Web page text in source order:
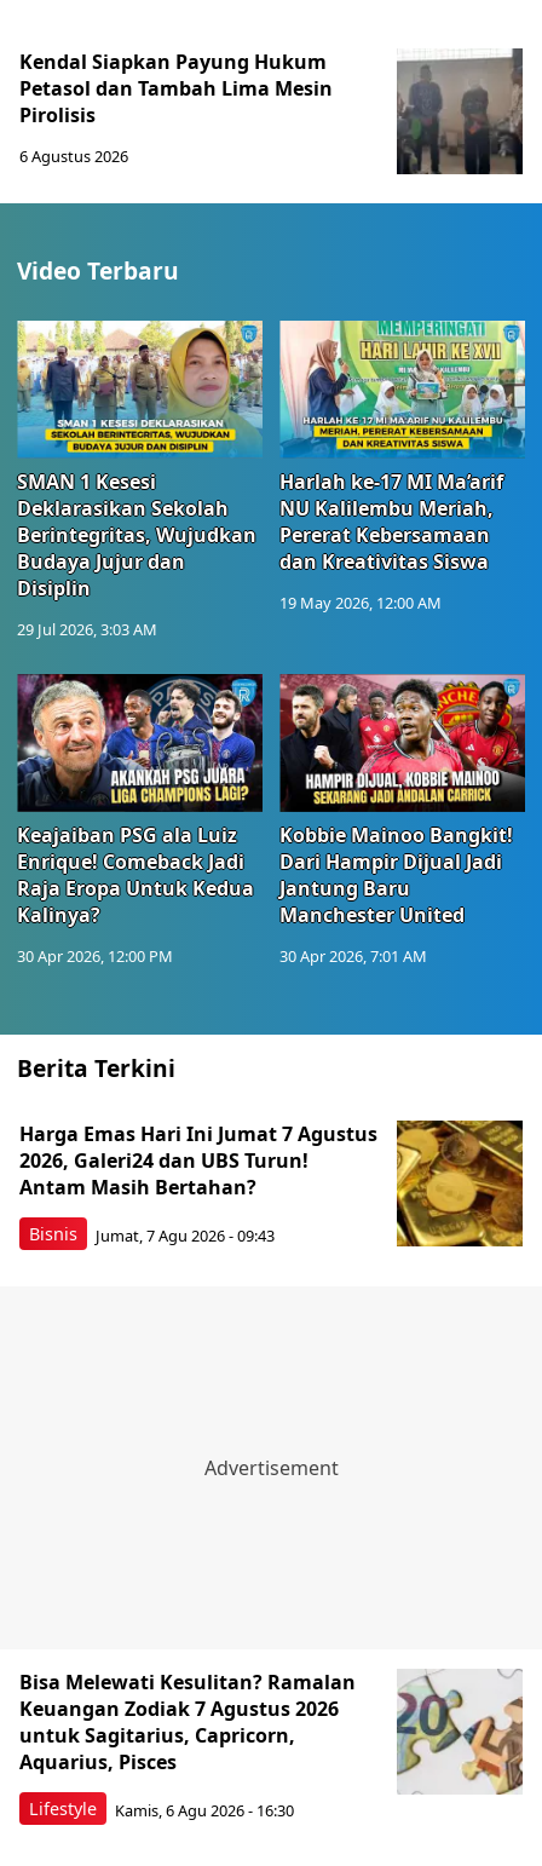
Kendal Siapkan Payung Hukum
Petasol dan Tambah Lima Mesin
Pirolisis
6 Agustus 2026
Video Terbaru
SMAN 1 Kesesi
Deklarasikan Sekolah
Berintegritas, Wujudkan
Budaya Jujur dan
Disiplin
29 Jul 2026, 3:03 AM
Harlah ke-17 MI Ma’arif
NU Kalilembu Meriah,
Pererat Kebersamaan
dan Kreativitas Siswa
19 May 2026, 12:00 AM
Keajaiban PSG ala Luiz
Enrique! Comeback Jadi
Raja Eropa Untuk Kedua
Kalinya?
30 Apr 2026, 12:00 PM
Kobbie Mainoo Bangkit!
Dari Hampir Dijual Jadi
Jantung Baru
Manchester United
30 Apr 2026, 7:01 AM
Berita Terkini
Bisnis
Harga Emas Hari Ini Jumat 7 Agustus
2026, Galeri24 dan UBS Turun!
Antam Masih Bertahan?
Jumat, 7 Agu 2026 - 09:43
Lifestyle
Bisa Melewati Kesulitan? Ramalan
Keuangan Zodiak 7 Agustus 2026
untuk Sagitarius, Capricorn,
Aquarius, Pisces
Kamis, 6 Agu 2026 - 16:30